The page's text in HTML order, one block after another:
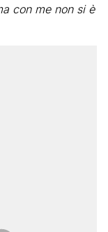
con me non si è